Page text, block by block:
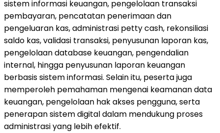
sistem informasi keuangan, pengelolaan transaksi
pembayaran, pencatatan penerimaan dan
pengeluaran kas, administrasi petty cash, rekonsiliasi
saldo kas, validasi transaksi, penyusunan laporan kas,
pengelolaan database keuangan, pengendalian
internal, hingga penyusunan laporan keuangan
berbasis sistem informasi. Selain itu, peserta juga
memperoleh pemahaman mengenai keamanan data
keuangan, pengelolaan hak akses pengguna, serta
penerapan sistem digital dalam mendukung proses
administrasi yang lebih efektif.